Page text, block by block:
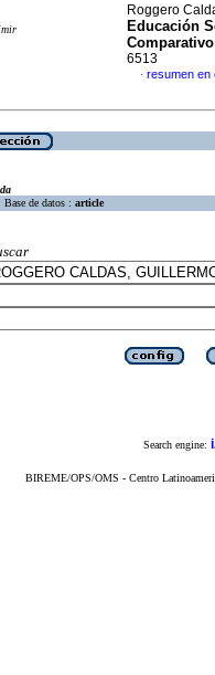
Roggero
Educación
Comparativo
6513
· resumen en
Base de datos : article
Search engine:
BIREME/OPS/OMS - Centro